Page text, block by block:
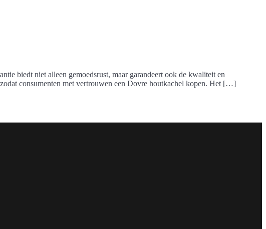
biedt niet alleen gemoedsrust, maar garandeert ook de kwaliteit en
consumenten met vertrouwen een Dovre houtkachel kopen. Het […]